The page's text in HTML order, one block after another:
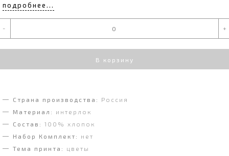
подробнее...
- +
В корзину
Страна производства:
Россия
Материал:
интерлок
Состав: 100% хлопок
Набор Комплект:
нет
Тема принта:
цветы